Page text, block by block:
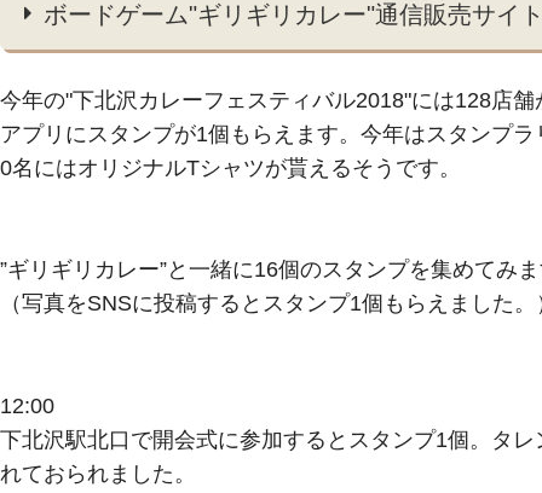
ボードゲーム"ギリギリカレー"通信販売サイ
今年の"下北沢カレーフェスティバル2018"には128店
アプリにスタンプが1個もらえます。今年はスタンプ
0名にはオリジナルTシャツが貰えるそうです。
”ギリギリカレー”と一緒に16個のスタンプを集めてみ
（写真をSNSに投稿するとスタンプ1個もらえました。
12:00
下北沢駅北口で開会式に参加するとスタンプ1個。タレ
れておられました。